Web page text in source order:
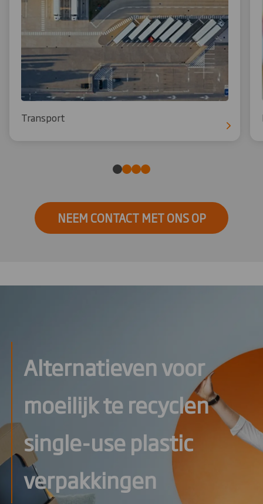
Transport
NEEM CONTACT MET ONS OP
Alternatieven voor
moeilijk te recyclen
single-use plastic
verpakkingen